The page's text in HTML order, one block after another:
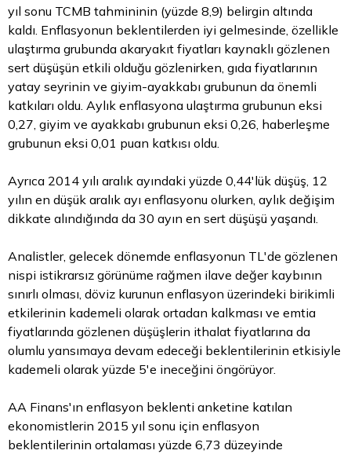
yıl sonu TCMB tahmininin (yüzde 8,9) belirgin altında
kaldı. Enflasyonun beklentilerden iyi gelmesinde, özellikle
ulaştırma grubunda akaryakıt fiyatları kaynaklı gözlenen
sert düşüşün etkili olduğu gözlenirken, gıda fiyatlarının
yatay seyrinin ve giyim-ayakkabı grubunun da önemli
katkıları oldu. Aylık enflasyona ulaştırma grubunun eksi
0,27, giyim ve ayakkabı grubunun eksi 0,26, haberleşme
grubunun eksi 0,01 puan katkısı oldu.
Ayrıca 2014 yılı aralık ayındaki yüzde 0,44'lük düşüş, 12
yılın en düşük aralık ayı enflasyonu olurken, aylık değişim
dikkate alındığında da 30 ayın en sert düşüşü yaşandı.
Analistler, gelecek dönemde enflasyonun TL'de gözlenen
nispi istikrarsız görünüme rağmen ilave değer kaybının
sınırlı olması, döviz kurunun enflasyon üzerindeki birikimli
etkilerinin kademeli olarak ortadan kalkması ve emtia
fiyatlarında gözlenen düşüşlerin ithalat fiyatlarına da
olumlu yansımaya devam edeceği beklentilerinin etkisiyle
kademeli olarak yüzde 5'e ineceğini öngörüyor.
AA Finans'ın enflasyon beklenti anketine katılan
ekonomistlerin 2015 yıl sonu için enflasyon
beklentilerinin ortalaması yüzde 6,73 düzeyinde